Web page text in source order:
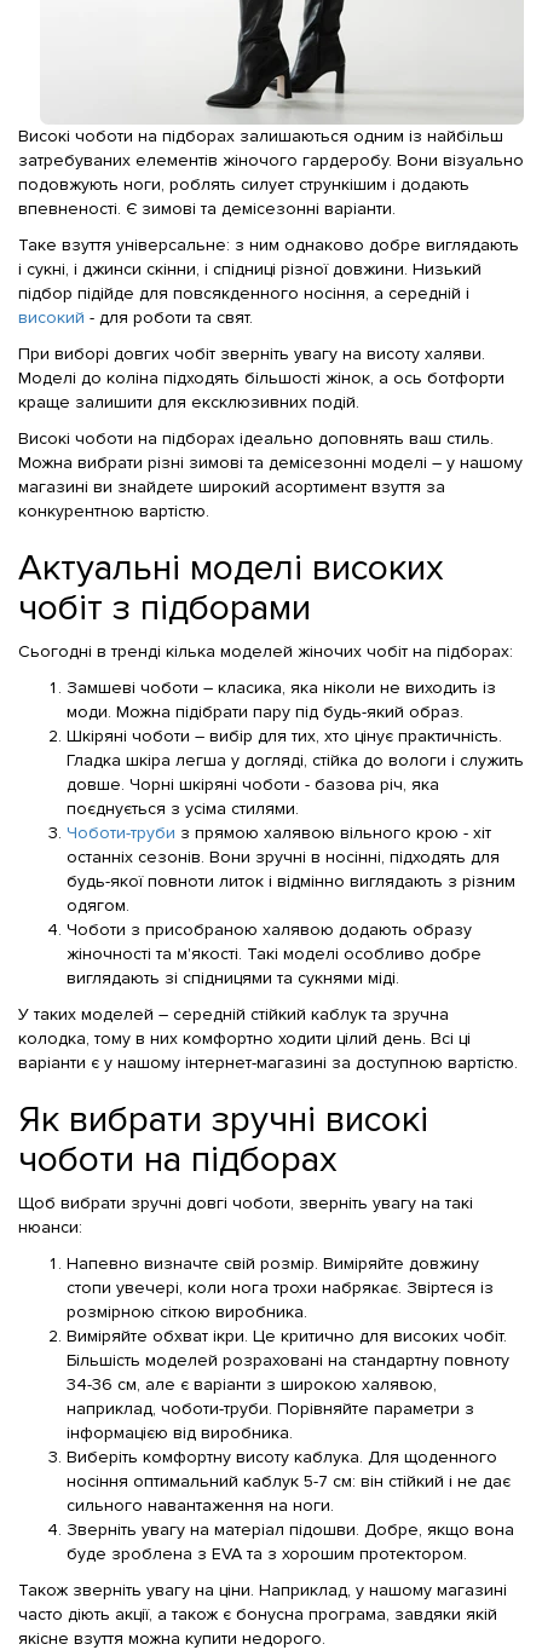
Високі чоботи на підборах залишаються одним із найбільш
затребуваних елементів жіночого гардеробу. Вони візуально
подовжують ноги, роблять силует стрункішим і додають
впевненості. Є зимові та демісезонні варіанти.
Таке взуття універсальне: з ним однаково добре виглядають
і сукні, і джинси скінни, і спідниці різної довжини. Низький
підбор підійде для повсякденного носіння, а середній і
високий - для роботи та свят.
При виборі довгих чобіт зверніть увагу на висоту халяви.
Моделі до коліна підходять більшості жінок, а ось ботфорти
краще залишити для ексклюзивних подій.
Високі чоботи на підборах ідеально доповнять ваш стиль.
Можна вибрати різні зимові та демісезонні моделі – у нашому
магазині ви знайдете широкий асортимент взуття за
конкурентною вартістю.
Актуальні моделі високих
чобіт з підборами
Сьогодні в тренді кілька моделей жіночих чобіт на підборах:
Замшеві чоботи – класика, яка ніколи не виходить із
моди. Можна підібрати пару під будь-який образ.
Шкіряні чоботи – вибір для тих, хто цінує практичність.
Гладка шкіра легша у догляді, стійка до вологи і служить
довше. Чорні шкіряні чоботи - базова річ, яка
поєднується з усіма стилями.
Чоботи-труби з прямою халявою вільного крою - хіт
останніх сезонів. Вони зручні в носінні, підходять для
будь-якої повноти литок і відмінно виглядають з різним
одягом.
Чоботи з присобраною халявою додають образу
жіночності та м'якості. Такі моделі особливо добре
виглядають зі спідницями та сукнями міді.
У таких моделей – середній стійкий каблук та зручна
колодка, тому в них комфортно ходити цілий день. Всі ці
варіанти є у нашому інтернет-магазині за доступною вартістю.
Як вибрати зручні високі
чоботи на підборах
Щоб вибрати зручні довгі чоботи, зверніть увагу на такі
нюанси:
Напевно визначте свій розмір. Виміряйте довжину
стопи увечері, коли нога трохи набрякає. Звіртеся із
розмірною сіткою виробника.
Виміряйте обхват ікри. Це критично для високих чобіт.
Більшість моделей розраховані на стандартну повноту
34-36 см, але є варіанти з широкою халявою,
наприклад, чоботи-труби. Порівняйте параметри з
інформацією від виробника.
Виберіть комфортну висоту каблука. Для щоденного
носіння оптимальний каблук 5-7 см: він стійкий і не дає
сильного навантаження на ноги.
Зверніть увагу на матеріал підошви. Добре, якщо вона
буде зроблена з EVA та з хорошим протектором.
Також зверніть увагу на ціни. Наприклад, у нашому магазині
часто діють акції, а також є бонусна програма, завдяки якій
якісне взуття можна купити недорого.